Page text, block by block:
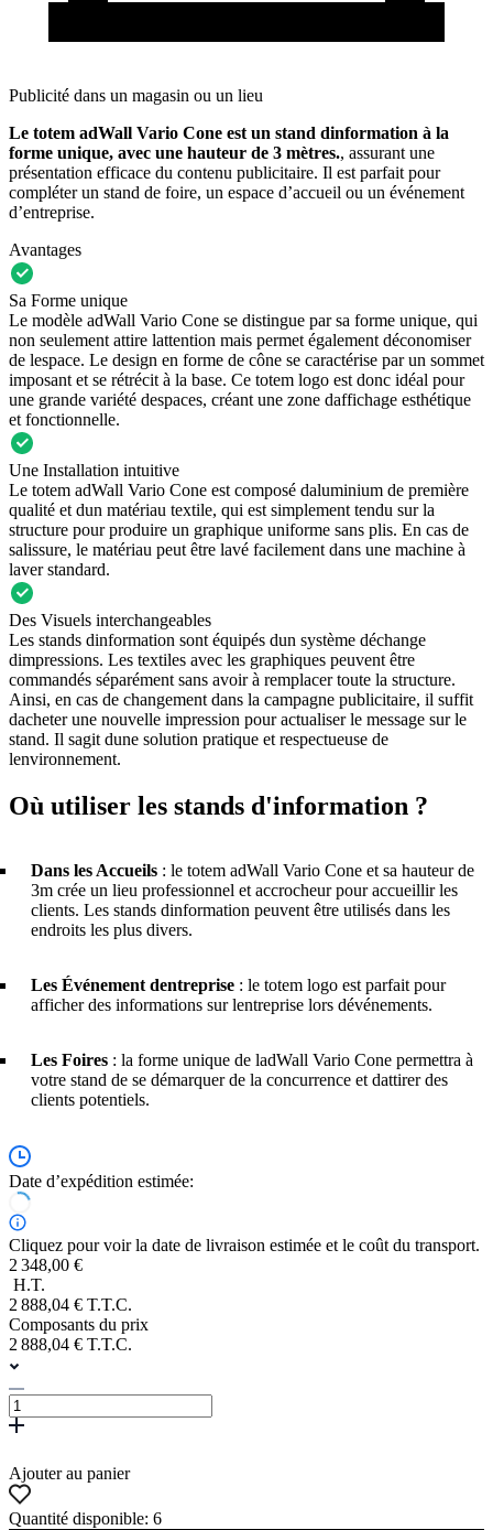
Publicité dans un magasin ou un lieu
Le totem adWall Vario Cone est un stand dinformation à la
forme unique, avec une hauteur de 3 mètres., assurant une
présentation efficace du contenu publicitaire. Il est parfait pour
compléter un stand de foire, un espace d’accueil ou un événement
d’entreprise.
Avantages
Sa Forme unique
Le modèle adWall Vario Cone se distingue par sa forme unique, qui
non seulement attire lattention mais permet également déconomiser
de lespace. Le design en forme de cône se caractérise par un sommet
imposant et se rétrécit à la base. Ce totem logo est donc idéal pour
une grande variété despaces, créant une zone daffichage esthétique
et fonctionnelle.
Une Installation intuitive
Le totem adWall Vario Cone est composé daluminium de première
qualité et dun matériau textile, qui est simplement tendu sur la
structure pour produire un graphique uniforme sans plis. En cas de
salissure, le matériau peut être lavé facilement dans une machine à
laver standard.
Des Visuels interchangeables
Les stands dinformation sont équipés dun système déchange
dimpressions. Les textiles avec les graphiques peuvent être
commandés séparément sans avoir à remplacer toute la structure.
Ainsi, en cas de changement dans la campagne publicitaire, il suffit
dacheter une nouvelle impression pour actualiser le message sur le
stand. Il sagit dune solution pratique et respectueuse de
lenvironnement.
Où utiliser les stands d'information ?
Dans les Accueils : le totem adWall Vario Cone et sa hauteur de
3m crée un lieu professionnel et accrocheur pour accueillir les
clients. Les stands dinformation peuvent être utilisés dans les
endroits les plus divers.
Les Événement dentreprise : le totem logo est parfait pour
afficher des informations sur lentreprise lors dévénements.
Les Foires : la forme unique de ladWall Vario Cone permettra à
votre stand de se démarquer de la concurrence et dattirer des
clients potentiels.
Date d’expédition estimée:
Cliquez pour voir la date de livraison estimée et le coût du transport.
2 348,00 €
H.T.
2 888,04 € T.T.C.
Composants du prix
2 888,04 € T.T.C.
Ajouter au panier
Quantité disponible: 6